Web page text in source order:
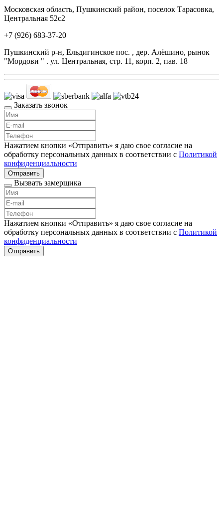
Московская область, Пушкинский район, поселок Тарасовка,
Центральная 52с2
+7 (926) 683-37-20
Пушкинский р-н, Ельдигинское пос. , дер. Алёшино, рынок
"Мордови " . ул. Центральная, стр. 11, корп. 2, пав. 18
Заказать звонок
Нажатием кнопки «Отправить» я даю свое согласие на
обработку персональных данных в соответствии с Политикой
конфиденциальности
Отправить
Вызвать замерщика
Нажатием кнопки «Отправить» я даю свое согласие на
обработку персональных данных в соответствии с Политикой
конфиденциальности
Отправить